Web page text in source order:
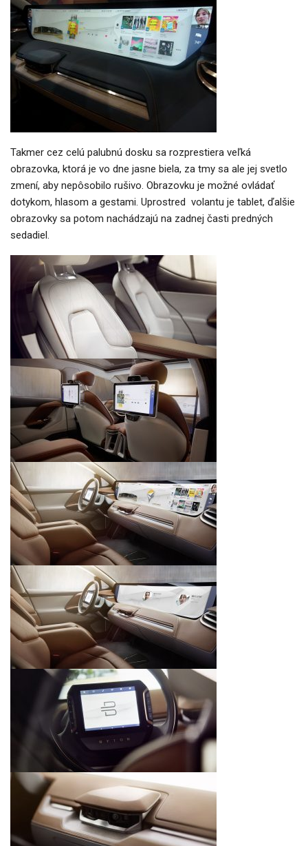
Takmer cez celú palubnú dosku sa rozprestiera veľká
obrazovka, ktorá je vo dne jasne biela, za tmy sa ale jej svetlo
zmení, aby nepôsobilo rušivo. Obrazovku je možné ovládať
dotykom, hlasom a gestami. Uprostred volantu je tablet, ďalšie
obrazovky sa potom nachádzajú na zadnej časti predných
sedadiel.